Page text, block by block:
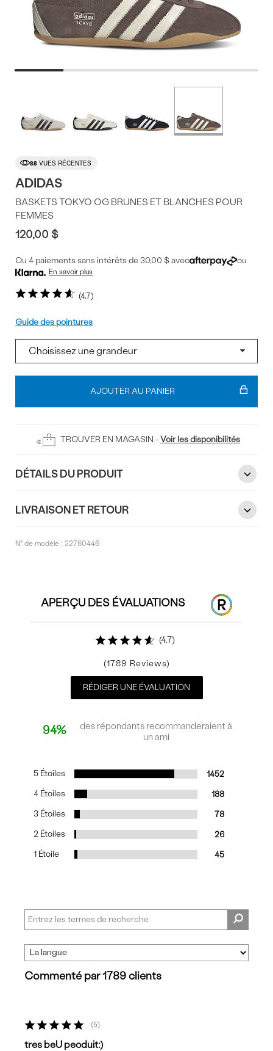
du
produit
couleurs
88 VUES RÉCENTES
ADIDAS
4.7
BASKETS TOKYO OG BRUNES ET BLANCHES POUR
FEMMES
120,00 $
Ou 4 paiements sans intérêts de 30,00 $ avec ou
En savoir plus
Pointure
Guide des pointures
Ajouter
panier
AJOUTER AU PANIER
TROUVER EN MAGASIN -Voir les disponibilités
DÉTAILS DU PRODUIT
LIVRAISON ET RETOUR
N° de modèle :32760446
APERÇU DES ÉVALUATIONS
4.7
1789
RÉDIGER UNE ÉVALUATION
94%
des répondants recommanderaient à
un ami
5 Étoiles 1452
4 Étoiles 188
3 Étoiles 78
2 Étoiles 26
1 Étoile 45
Commenté par 1789 clients
5
tres beU peoduit:)